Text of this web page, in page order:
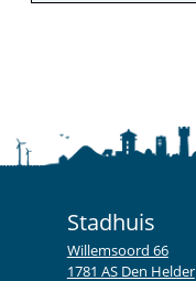
Stadhuis
Willemsoord 66
1781 AS Den Helder